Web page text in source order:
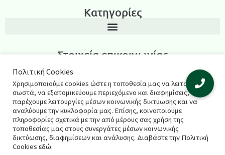
Κατηγορίες
Στοιχεία επικοινωνίας
Λεωνίδα Ιασωνίδου 3, Περιοχή Καμάρα, Θεσσαλονίκη T.K.: 54635
2311270795
salespharmacyshop@gmail.com
© 2021 salespharmacy.gr – Σχεδιασμός & κατασκευή
Πολιτική Cookies
Χρησιμοποιούμε cookies ώστε η τοποθεσία μας να λειτουργεί
σωστά, να εξατομικεύουμε περιεχόμενο και διαφημίσεις, να
παρέχουμε λειτουργίες μέσων κοινωνικής δικτύωσης και να
αναλύουμε την κυκλοφορία μας. Επίσης, κοινοποιούμε
πληροφορίες σχετικά με την από μέρους σας χρήση της
τοποθεσίας μας στους συνεργάτες μέσων κοινωνικής
δικτύωσης, διαφημίσεων και ανάλυσης. Διαβάστε την Πολιτική
Cookies εδώ.